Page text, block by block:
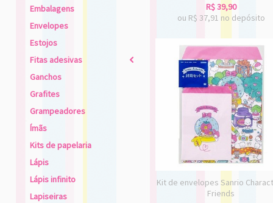
Embalagens
Envelopes
Estojos
Fitas adesivas
2
Ganchos
Grafites
Grampeadores
Ímãs
Kits de papelaria
Lápis
Lápis infinito
Lapiseiras
R$39,90
ou R$ 37,91 no depósito
Kit de envelopes Sanrio
Friends